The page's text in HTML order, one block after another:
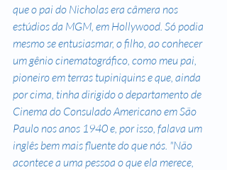
que o pai do Nicholas era câmera nos
estúdios da MGM, em Hollywood. Só podia
mesmo se entusiasmar, o filho, ao conhecer
um gênio cinematográfico, como meu pai,
pioneiro em terras tupiniquins e que, ainda
por cima, tinha dirigido o departamento de
Cinema do Consulado Americano em São
Paulo nos anos 1940 e, por isso, falava um
inglês bem mais fluente do que nós. "Não
acontece a uma pessoa o que ela merece,